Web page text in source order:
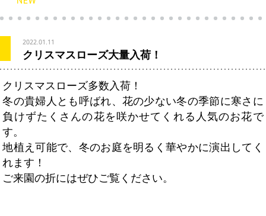
2022.01.11
クリスマスローズ大量入荷！
クリスマスローズ多数入荷！
冬の貴婦人とも呼ばれ、花の少ない冬の季節に寒さに
負けずたくさんの花を咲かせてくれる人気のお花で
す。
地植え可能で、冬のお庭を明るく華やかに演出してく
れます！
ご来園の折にはぜひご覧ください。